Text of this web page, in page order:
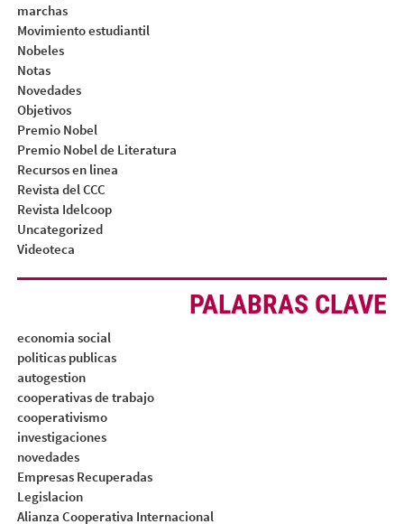
marchas
Movimiento estudiantil
Nobeles
Notas
Novedades
Objetivos
Premio Nobel
Premio Nobel de Literatura
Recursos en linea
Revista del CCC
Revista Idelcoop
Uncategorized
Videoteca
PALABRAS CLAVE
economia social
politicas publicas
autogestion
cooperativas de trabajo
cooperativismo
investigaciones
novedades
Empresas Recuperadas
Legislacion
Alianza Cooperativa Internacional